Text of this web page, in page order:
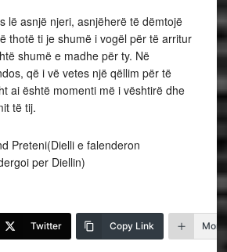
lë asnjë njeri, asnjëherë të dëmtojë
thotë ti je shumë i vogël për të arritur
shumë e madhe për ty. Në
që i vë vetes një qëllim për të
ai është momenti më i vështirë dhe
të tij.
Preteni(Dielli e falenderon
per Diellin)
Twitter Copy Link More